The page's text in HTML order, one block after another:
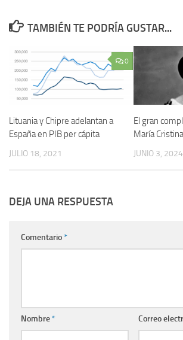
TAMBIÉN TE PODRÍA GUSTAR...
0
Lituania y Chipre adelantan a
España en PIB per cápita
JULIO 18, 2021
El gran
María
JUNIO 3, 2024
DEJA UNA RESPUESTA
Comentario*
Nombre* Correo